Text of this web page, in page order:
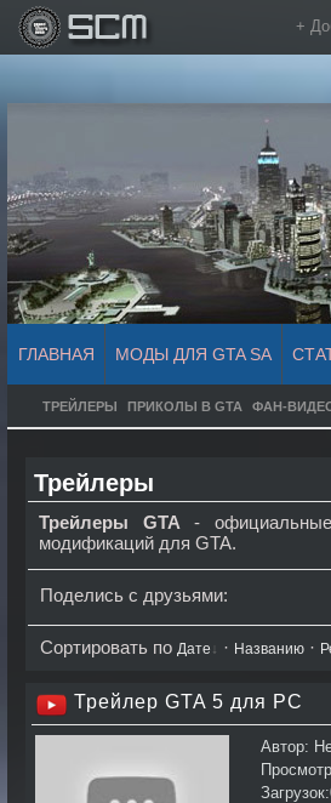
+
ГЛАВНАЯ МОДЫ ДЛЯ GTA SA
ТРЕЙЛЕРЫ ПРИКОЛЫ В GTA ФАН-
Трейлеры
Трейлеры GTA -
модификаций для GTA.
Поделись с друзьями:
Сортировать по Дате · Названию ·
Трейлер GTA 5 для PC
Автор: